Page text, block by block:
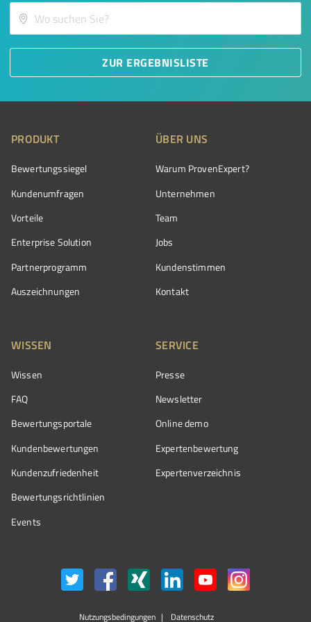
ZUR ERGEBNISLISTE
PRODUKT
Bewertungssiegel
Kundenumfragen
Vorteile
Enterprise Solution
Partnerprogramm
Auszeichnungen
ÜBER UNS
Warum ProvenExpert?
Unternehmen
Team
Jobs
Kundenstimmen
Kontakt
WISSEN
Wissen
FAQ
Bewertungsportale
Kundenbewertungen
Kundenzufriedenheit
Bewertungs­richtlinien
Events
SERVICE
Presse
Newsletter
Online demo
Expertenbewertung
Expertenverzeichnis
Nutzungsbedingungen Datenschutz